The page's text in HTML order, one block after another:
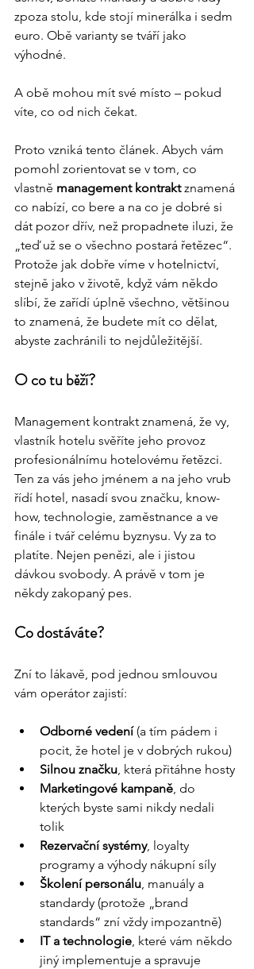
zpoza stolu, kde stojí minerálka i sedm
euro. Obě varianty se tváří jako
výhodné.
A obě mohou mít své místo – pokud
víte, co od nich čekat.
Proto vzniká tento článek. Abych vám
pomohl zorientovat se v tom, co
vlastně management kontrakt znamená
co nabízí, co bere a na co je dobré si
dát pozor dřív, než propadnete iluzi, že
„teď už se o všechno postará řetězec“.
Protože jak dobře víme v hotelnictví,
stejně jako v životě, když vám někdo
slíbí, že zařídí úplně všechno, většinou
to znamená, že budete mít co dělat,
abyste zachránili to nejdůležitější.
O co tu běží?
Management kontrakt znamená, že vy,
vlastník hotelu svěříte jeho provoz
profesionálnímu hotelovému řetězci.
Ten za vás jeho jménem a na jeho vrub
řídí hotel, nasadí svou značku, know-
how, technologie, zaměstnance a ve
finále i tvář celému byznysu. Vy za to
platíte. Nejen penězi, ale i jistou
dávkou svobody. A právě v tom je
někdy zakopaný pes.
Co dostáváte?
Zní to lákavě, pod jednou smlouvou
vám operátor zajistí:
Odborné vedení (a tím pádem i
pocit, že hotel je v dobrých rukou)
Silnou značku , která přitáhne hosty
Marketingové kampaně , do
kterých byste sami nikdy nedali
tolik
Rezervační systémy, loyalty
programy a výhody nákupní síly
Školení personálu , manuály a
standardy (protože „brand
standards“ zní vždy impozantně)
IT a technologie , které vám někdo
jiný implementuje a spravuje